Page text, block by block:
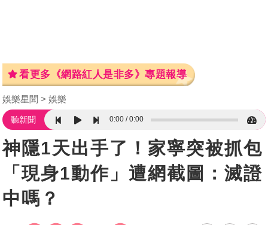
看更多《網路紅人是非多》專題報導
娛樂星聞 娛樂
聽新聞 0:00 0:00
神隱1天出手了！家寧突被抓包
「現身1動作」遭網截圖：滅證
中嗎？